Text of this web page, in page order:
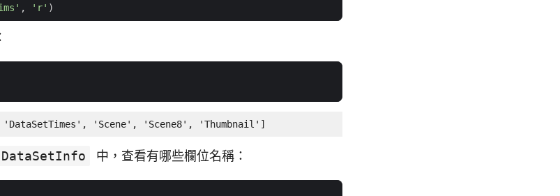
, 'r' )
'Scene', 'Scene8', 'Thumbnail']
DataSetInfo 中，查看有哪些欄位名稱：